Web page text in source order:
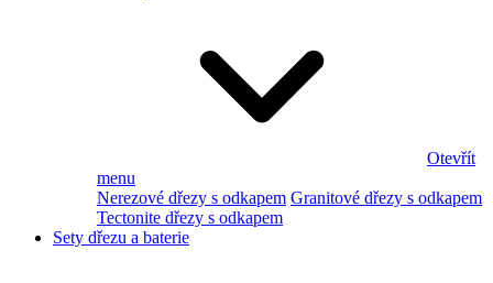
Otevřít
menu
Nerezové dřezy s odkapem Granitové dřezy s odkapem
Tectonite dřezy s odkapem
Sety dřezu a baterie